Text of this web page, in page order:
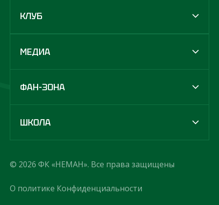
КЛУБ
МЕДИА
ФАН-ЗОНА
ШКОЛА
© 2026 ФК «НЕМАН». Все права защищены
О политике Конфиденциальности